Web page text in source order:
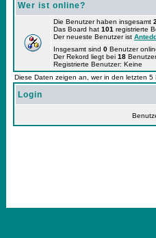
Wer ist online?
Die Benutzer haben insgesamt
Das Board hat 101 registrierte
Der neueste Benutzer ist
Insgesamt sind 0 Benutzer
Der Rekord liegt bei 18
Registrierte Benutzer: Keine
Diese Daten zeigen an, wer in den letzten 5
Login